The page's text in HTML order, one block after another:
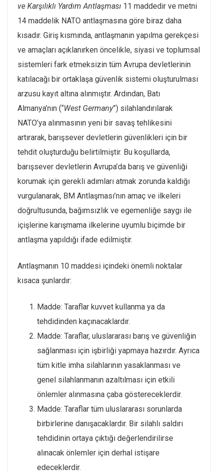
ve Karşılıklı Yardım Antlaşması 11 maddedir ve metni
14 maddelik NATO antlaşmasına göre biraz daha
kısadır. Giriş kısmında, antlaşmanın yapılma gerekçesi
ve amaçları açıklanırken öncelikle, siyasi ve toplumsal
sistemleri fark etmeksizin tüm Avrupa devletlerinin
katılacağı bir ortaklaşa güvenlik sistemi oluşturulması
arzusu kayıt altına alınmıştır. Ardından, Batı
Almanya’nın (“West Germany”) silahlandırılarak
NATO’ya alınmasının yeni bir savaş tehlikesini
artırarak, barışsever devletlerin güvenlikleri için bir
tehdit oluşturduğu belirtilmiştir. Bu koşullarda,
barışsever devletlerin Avrupa’da barış ve güvenliği
korumak için gerekli adımları atmak zorunda kaldığı
vurgulanarak, BM Antlaşması’nın amaç ve ilkeleri
doğrultusunda, bağımsızlık ve egemenliğe saygı ile
içişlerine karışmama ilkelerine uyumlu biçimde bir
antlaşma yapıldığı ifade edilmiştir.
Antlaşmanın 10 maddesi içindeki önemli noktalar
kısaca şunlardır:
Madde: Taraflar kuvvet kullanma ya da
tehdidinden kaçınacaklardır.
Madde: Taraflar, uluslararası barış ve güvenliğin
sağlanması için işbirliği yapmaya hazırdır. Ayrıca
tüm kitle imha silahlarının yasaklanması ve
genel silahlanmanın azaltılması için etkili
önlemler alınmasına çaba göstereceklerdir.
Madde: Taraflar tüm uluslararası sorunlarda
birbirlerine danışacaklardır. Bir silahlı saldırı
tehdidinin ortaya çıktığı değerlendirilirse
alınacak önlemler için derhal istişare
edeceklerdir.